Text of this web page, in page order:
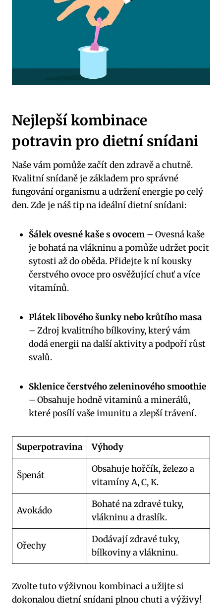
Nejlepší kombinace
potravin pro dietní snídani
Naše vám pomůže začít den zdravě a chutně.
Kvalitní snídaně je základem pro správné
fungování organismu a udržení energie po celý
den. Zde je náš tip na ideální dietní snídani:
Šálek ovesné kaše s ovocem – Ovesná kaše
je bohatá na vlákninu a pomůže udržet pocit
sytosti až do oběda. Přidejte k ní kousky
čerstvého ovoce pro osvěžující chuť a více
vitamínů.
Plátek libového šunky nebo krůtího masa
– Zdroj kvalitního bílkoviny, který vám
dodá energii na další aktivity a podpoří růst
svalů.
Sklenice čerstvého zeleninového smoothie
– Obsahuje hodně vitaminů a minerálů,
které posílí vaše imunitu a zlepší trávení.
Superpotravina Výhody
Špenát
Obsahuje hořčík, železo a
vitamíny A, C, K.
Avokádo
Bohaté na zdravé tuky,
vlákninu a draslík.
Ořechy
Dodávají zdravé tuky,
bílkoviny a vlákninu.
Zvolte tuto výživnou kombinaci a užijte si
dokonalou dietní snídani plnou chuti a výživy!